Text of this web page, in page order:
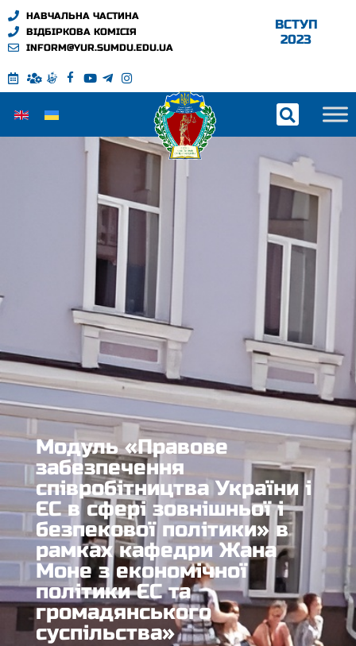
НАВЧАЛЬНА ЧАСТИНА
ВІДБІРКОВА КОМІСІЯ
INFORM@YUR.SUMDU.EDU.UA
ВСТУП
2023
Модуль «Правове
забезпечення
співробітництва України і
ЄС в сфері зовнішньої і
безпекової політики» в
рамках кафедри Жана
Моне з економічної
політики ЄС та
громадянського
суспільства»